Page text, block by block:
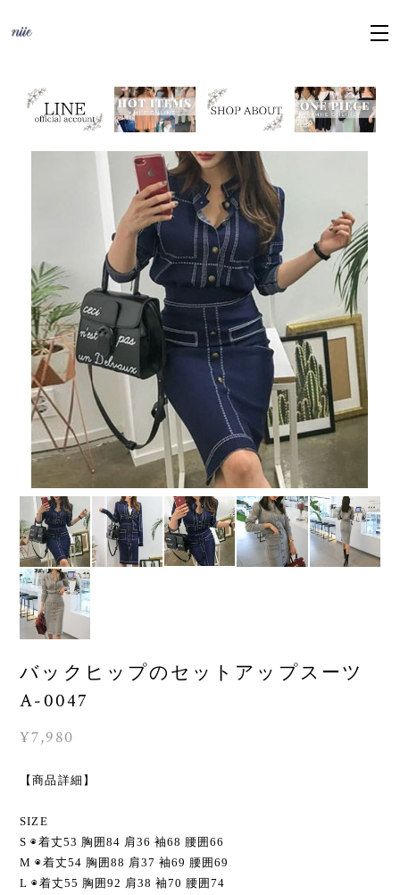
バックヒップのセットアップスーツ
A-0047
¥7,980
【商品詳細】
SIZE
S ◉着丈53 胸囲84 肩36 袖68 腰囲66
M ◉着丈54 胸囲88 肩37 袖69 腰囲69
L ◉着丈55 胸囲92 肩38 袖70 腰囲74